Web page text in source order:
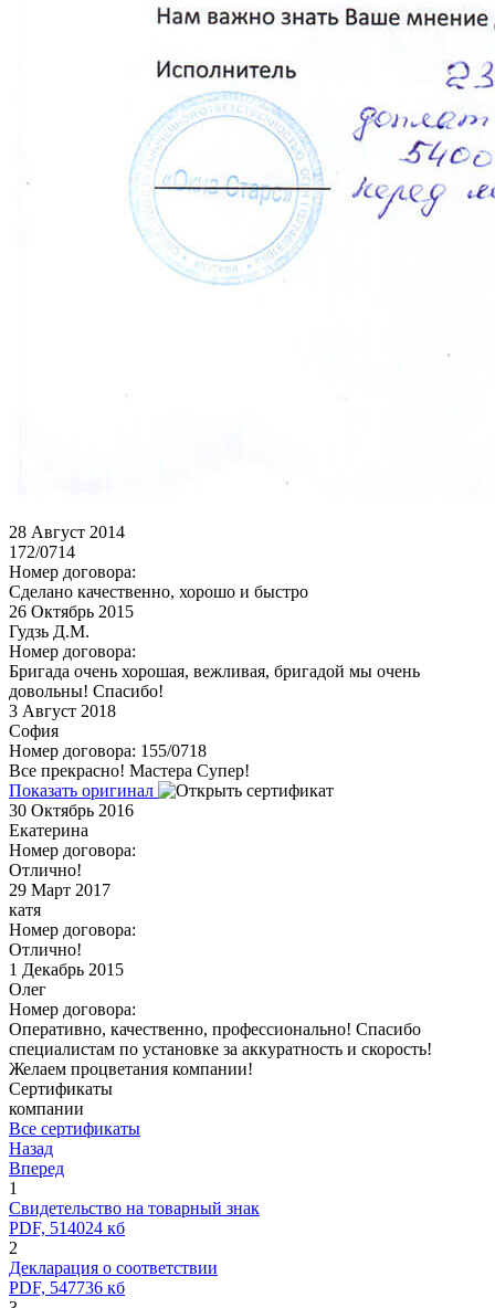
28 Август 2014
172/0714
Номер договора:
Сделано качественно, хорошо и быстро
26 Октябрь 2015
Гудзь Д.М.
Номер договора:
Бригада очень хорошая, вежливая, бригадой мы очень
довольны! Спасибо!
3 Август 2018
София
Номер договора: 155/0718
Все прекрасно! Мастера Супер!
Показать оригинал
30 Октябрь 2016
Екатерина
Номер договора:
Отлично!
29 Март 2017
катя
Номер договора:
Отлично!
1 Декабрь 2015
Олег
Номер договора:
Оперативно, качественно, профессионально! Спасибо
специалистам по установке за аккуратность и скорость!
Желаем процветания компании!
Сертификаты
компании
Все сертификаты
Назад
Вперед
1
Свидетельство на товарный знак
PDF, 514024 кб
2
Декларация о соответствии
PDF, 547736 кб